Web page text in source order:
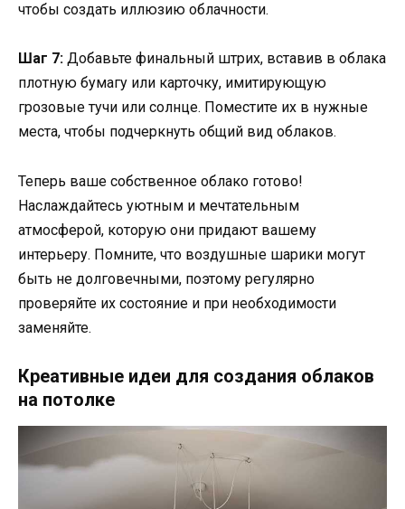
чтобы создать иллюзию облачности.
Шаг 7: Добавьте финальный штрих, вставив в облака
плотную бумагу или карточку, имитирующую
грозовые тучи или солнце. Поместите их в нужные
места, чтобы подчеркнуть общий вид облаков.
Теперь ваше собственное облако готово!
Наслаждайтесь уютным и мечтательным
атмосферой, которую они придают вашему
интерьеру. Помните, что воздушные шарики могут
быть не долговечными, поэтому регулярно
проверяйте их состояние и при необходимости
заменяйте.
Креативные идеи для создания облаков
на потолке